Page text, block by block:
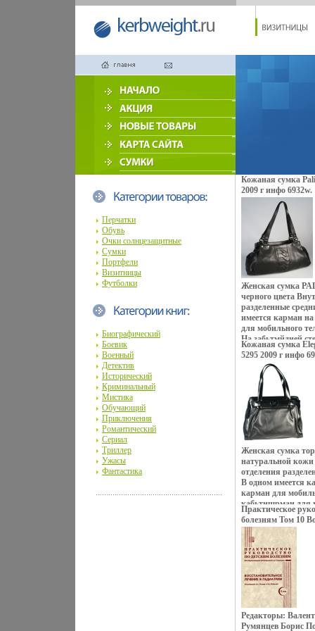
Перчатки
Обувь
Очки солнцезащитные
Сумки
Портфели
Визитницы
Футболки
Кожаная сумка
2009 г инфо 6932w.
Женская сумка
черного цвета
разделенные
имеется карман
для мобильного
На забьтмйдней
карман на молнии
серебро Молнии -
29 см Артикул:
Palio Цвет:
Кожаная сумка
5295 2009 г инфо
Женская сумка
натуральной кожи
отделения
В одном имеется
карман для
кабьтнщрман для
удобный
пластиковые На
ножки Цвет
Высота ручек -
Торговая марка:
Размер: 38х10х26 .
Практическое
болезням Том 10
педиатрии
2008 г Твердый
98803-146-8
(~150x210 мм)
Редакторы:
Румянцев Борис
Биографический
Боевик
Военный
Детектив
Исторический
Криминальный
Мистика
Обучающий
Приключения
Романтический
Сериал
Триллер
Ужасы
Фантастика